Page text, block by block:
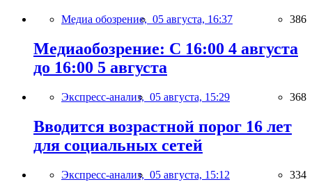
Медиа обозрение, 05 августа, 16:37 386
Медиаобозрение: С 16:00 4 августа
до 16:00 5 августа
Экспресс-анализ, 05 августа, 15:29 368
Вводится возрастной порог 16 лет
для социальных сетей
Экспресс-анализ, 05 августа, 15:12 334